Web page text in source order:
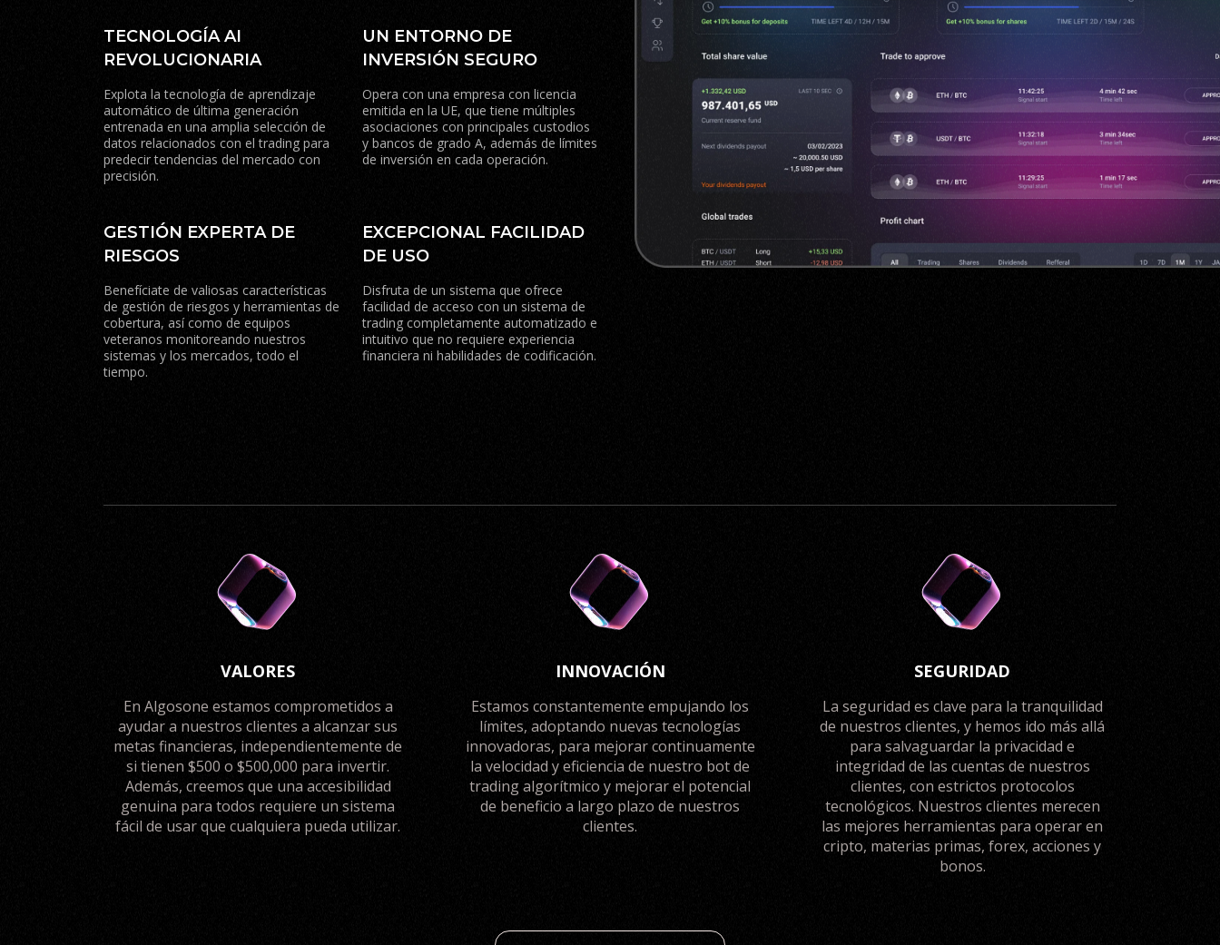
TECNOLOGÍA AI
REVOLUCIONARIA
Explota la tecnología de aprendizaje
automático de última generación
entrenada en una amplia selección de
datos relacionados con el trading para
predecir tendencias del mercado con
precisión.
UN ENTORNO DE
INVERSIÓN SEGURO
Opera con una empresa con licencia
emitida en la UE, que tiene múltiples
asociaciones con principales custodios
y bancos de grado A, además de límites
de inversión en cada operación.
GESTIÓN EXPERTA DE
RIESGOS
Benefíciate de valiosas características
de gestión de riesgos y herramientas de
cobertura, así como de equipos
veteranos monitoreando nuestros
sistemas y los mercados, todo el
tiempo.
EXCEPCIONAL FACILIDAD
DE USO
Disfruta de un sistema que ofrece
facilidad de acceso con un sistema de
trading completamente automatizado e
intuitivo que no requiere experiencia
financiera ni habilidades de codificación.
VALORES
En Algosone estamos comprometidos a
ayudar a nuestros clientes a alcanzar sus
metas financieras, independientemente de
si tienen $500 o $500,000 para invertir.
Además, creemos que una accesibilidad
genuina para todos requiere un sistema
fácil de usar que cualquiera pueda utilizar.
INNOVACIÓN
Estamos constantemente empujando los
límites, adoptando nuevas tecnologías
innovadoras, para mejorar continuamente
la velocidad y eficiencia de nuestro bot de
trading algorítmico y mejorar el potencial
de beneficio a largo plazo de nuestros
clientes.
SEGURIDAD
La seguridad es clave para la tranquilidad
de nuestros clientes, y hemos ido más allá
para salvaguardar la privacidad e
integridad de las cuentas de nuestros
clientes, con estrictos protocolos
tecnológicos. Nuestros clientes merecen
las mejores herramientas para operar en
cripto, materias primas, forex, acciones y
bonos.